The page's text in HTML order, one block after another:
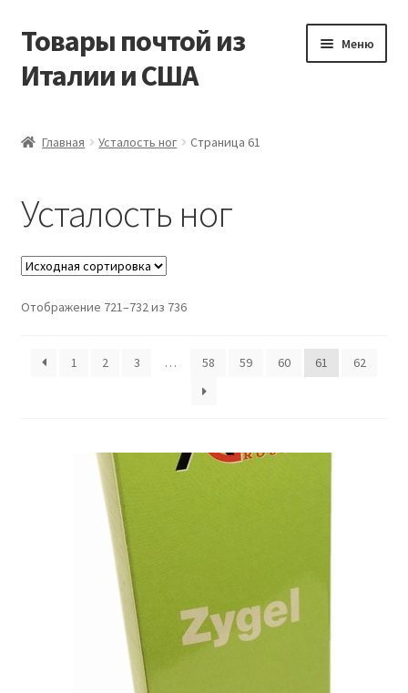
Перейти
навигации
Перейти
содержимому
Товары почтой из
Италии и США
Меню
Корзина
Мой аккаунт
Оформление заказа
Главная Усталость ног Страница 61
Усталость ног
Отображение 721–732 из 736
1 2 3 … 58 59 60 61 62